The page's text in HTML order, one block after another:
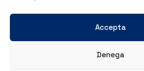
Accepta
Denega